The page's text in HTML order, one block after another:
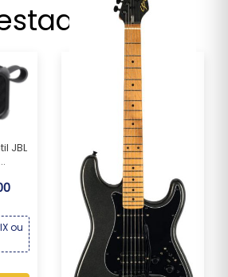
JBL
ou
Guitarra Seizi Multi Smart
– Metallic ...